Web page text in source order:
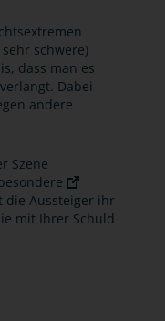
schwere)
dass man es
Dabei
andere
Szene
die Aussteiger ihr
mit Ihrer Schuld